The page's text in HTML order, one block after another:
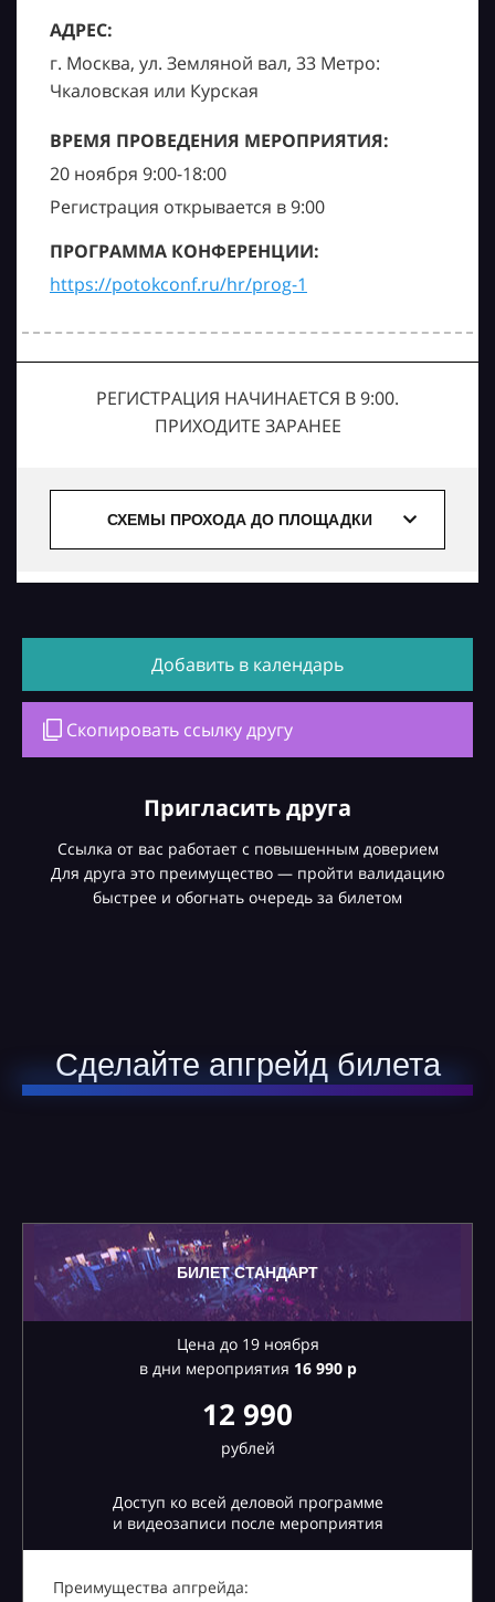
АДРЕС:
г. Москва, ул. Земляной вал, 33 Метро:
Чкаловская или Курская
ВРЕМЯ ПРОВЕДЕНИЯ МЕРОПРИЯТИЯ:
20 ноября 9:00-18:00
Регистрация открывается в 9:00
ПРОГРАММА КОНФЕРЕНЦИИ:
https://potokconf.ru/hr/prog-1
РЕГИСТРАЦИЯ НАЧИНАЕТСЯ В 9:00.
ПРИХОДИТЕ ЗАРАНЕЕ
СХЕМЫ ПРОХОДА ДО ПЛОЩАДКИ
Добавить в календарь
Скопировать ссылку другу
Пригласить друга
Ссылка от вас работает с повышенным доверием
Для друга это преимущество — пройти валидацию
быстрее и обогнать очередь за билетом
Сделайте апгрейд билета
БИЛЕТ СТАНДАРТ
Цена до 19 ноября
в дни мероприятия 16990 р
12 990
рублей
Доступ ко всей деловой программе
и видеозаписи после мероприятия
Преимущества апгрейда: